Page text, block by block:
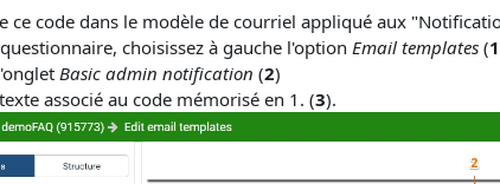
ce code dans le modèle de courriel appliqué aux
choisissez à gauche l'option Email templates(1
Basic admin notification (2)
associé au code mémorisé en 1. (3).